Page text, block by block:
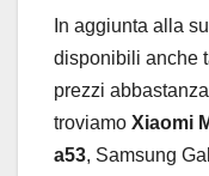
In aggiunta alla
disponibili anche
prezzi
troviamo Xiaomi
a53, Samsung